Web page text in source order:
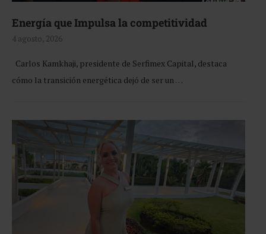
Energía que Impulsa la competitividad
4 agosto, 2026
Carlos Kamkhaji, presidente de Serfimex Capital, destaca
cómo la transición energética dejó de ser un …